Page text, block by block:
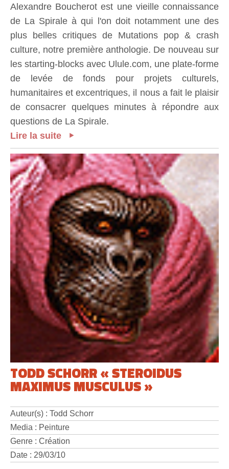
Alexandre Boucherot est une vieille connaissance
de La Spirale à qui l'on doit notamment une des
plus belles critiques de Mutations pop & crash
culture, notre première anthologie. De nouveau sur
les starting-blocks avec Ulule.com, une plate-forme
de levée de fonds pour projets culturels,
humanitaires et excentriques, il nous a fait le plaisir
de consacrer quelques minutes à répondre aux
questions de La Spirale.
Lire la suite
TODD SCHORR « STEROIDUS
MAXIMUS MUSCULUS »
Auteur(s) : Todd Schorr
Media : Peinture
Genre : Création
Date : 29/03/10